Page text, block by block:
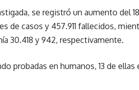
se registró un aumento del
de casos y 457.911 fallecidos,
30.418 y 942, respectivamente.
probadas en humanos, 13 de ellas